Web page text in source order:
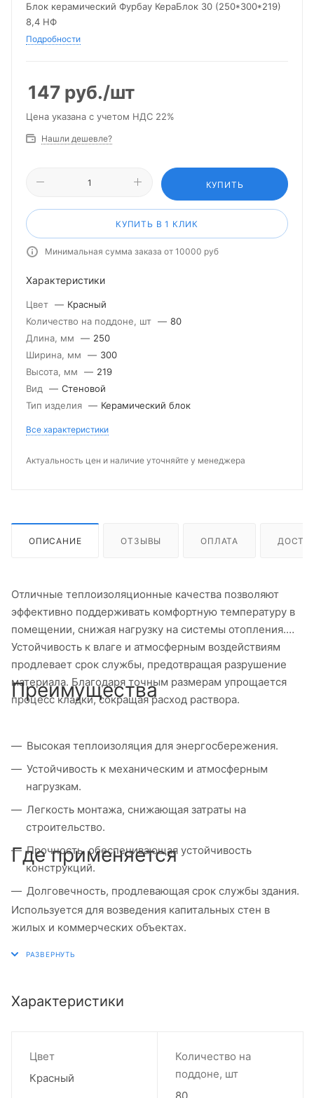
Блок керамический Фурбау КераБлок 30 (250*300*219)
8,4 НФ
Подробности
147 руб./шт
Цена указана с учетом НДС 22%
Нашли дешевле?
КУПИТЬ
КУПИТЬ В 1 КЛИК
Минимальная сумма заказа от 10000 руб
Характеристики
Цвет — Красный
Количество на поддоне, шт — 80
Длина, мм
— 250
Ширина, мм
— 300
Высота, мм
— 219
Вид
— Стеновой
Тип изделия — Керамический блок
Все характеристики
Актуальность цен и наличие уточняйте у менеджера
ОПИСАНИЕ ОТЗЫВЫ ОПЛАТА
Отличные теплоизоляционные качества позволяют
эффективно поддерживать комфортную температуру в
помещении, снижая нагрузку на системы отопления.
Устойчивость к влаге и атмосферным воздействиям
продлевает срок службы, предотвращая разрушение
материала. Благодаря точным размерам упрощается
процесс кладки, сокращая расход раствора.
Преимущества
Высокая теплоизоляция для энергосбережения.
Устойчивость к механическим и атмосферным
нагрузкам.
Легкость монтажа, снижающая затраты на
строительство.
Прочность, обеспечивающая устойчивость
конструкций.
Долговечность, продлевающая срок службы здания.
Где применяется
Используется для возведения капитальных стен в
жилых и коммерческих объектах.
Характеристики
Цвет
Красный
Количество на
поддоне, шт